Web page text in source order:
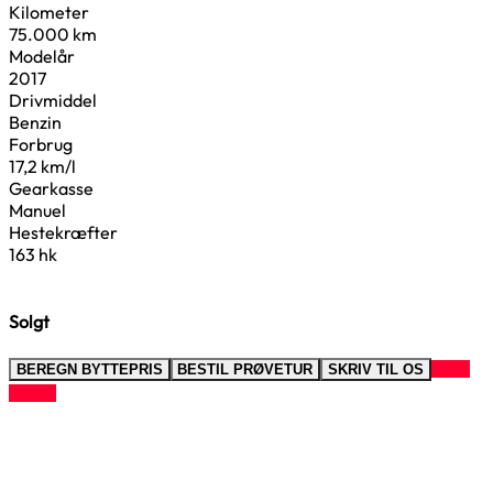
Kilometer
75.000 km
Modelår
2017
Drivmiddel
Benzin
Forbrug
17,2 km/l
Gearkasse
Manuel
Hestekræfter
163 hk
Solgt
BEREGN BYTTEPRIS BESTIL PRØVETUR SKRIV TIL OS